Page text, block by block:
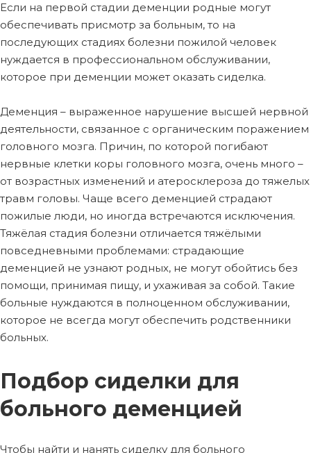
Если на первой стадии деменции родные могут
обеспечивать присмотр за больным, то на
последующих стадиях болезни пожилой человек
нуждается в профессиональном обслуживании,
которое при деменции может оказать сиделка.
Деменция – выраженное нарушение высшей нервной
деятельности, связанное с органическим поражением
головного мозга. Причин, по которой погибают
нервные клетки коры головного мозга, очень много –
от возрастных изменений и атеросклероза до тяжелых
травм головы. Чаще всего деменцией страдают
пожилые люди, но иногда встречаются исключения.
Тяжёлая стадия болезни отличается тяжёлыми
повседневными проблемами: страдающие
деменцией не узнают родных, не могут обойтись без
помощи, принимая пищу, и ухаживая за собой. Такие
больные нуждаются в полноценном обслуживании,
которое не всегда могут обеспечить родственники
больных.
Подбор сиделки для
больного деменцией
Чтобы найти и нанять сиделку для больного